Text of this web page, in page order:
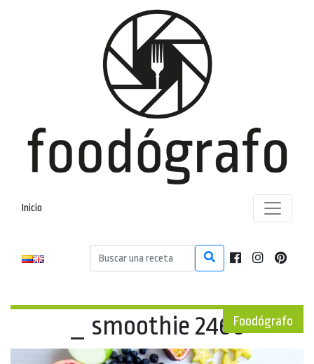
Inicio
Foodógrafo
_ smoothie 2466